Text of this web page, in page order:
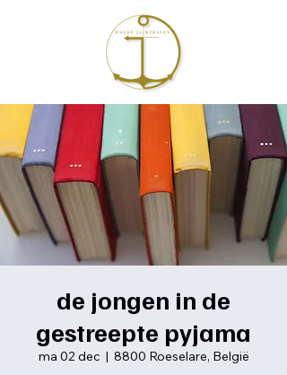
de jongen in de
gestreepte pyjama
ma 02 dec
  |
8800 Roeselare, België